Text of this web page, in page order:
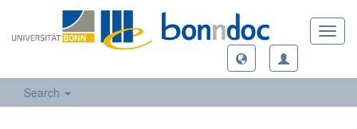
Search